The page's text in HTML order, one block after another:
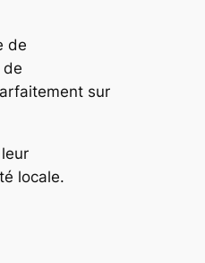
de
de
sur
locale.